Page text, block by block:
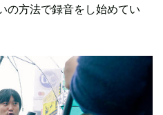
の方法で録音をし始めてい